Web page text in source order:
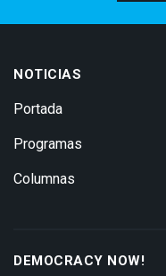
NOTICIAS
Portada
Programas
Columnas
DEMOCRACY NOW!